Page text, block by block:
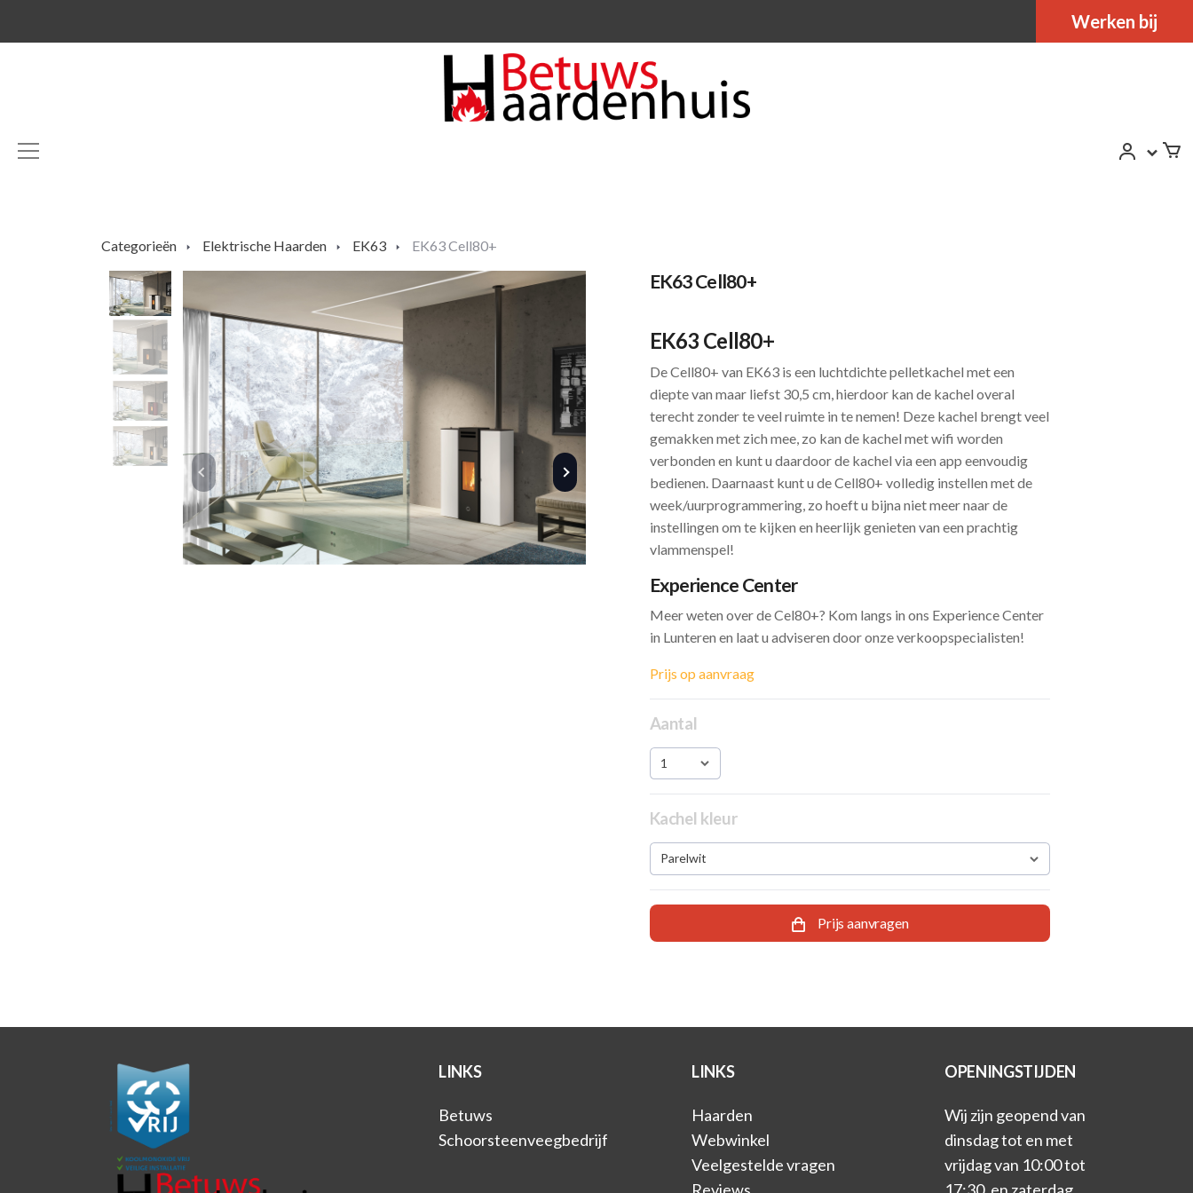
Werken bij
Categorieën Elektrische Haarden EK63 EK63 Cell80+
EK63 Cell80+
EK63 Cell80+
De Cell80+ van EK63 is een luchtdichte pelletkachel met een
diepte van maar liefst 30,5 cm, hierdoor kan de kachel overal
terecht zonder te veel ruimte in te nemen! Deze kachel brengt veel
gemakken met zich mee, zo kan de kachel met wifi worden
verbonden en kunt u daardoor de kachel via een app eenvoudig
bedienen. Daarnaast kunt u de Cell80+ volledig instellen met de
week/uurprogrammering, zo hoeft u bijna niet meer naar de
instellingen om te kijken en heerlijk genieten van een prachtig
vlammenspel!
Experience Center
Meer weten over de Cel80+? Kom langs in ons Experience Center
in Lunteren en laat u adviseren door onze verkoopspecialisten!
Prijs op aanvraag
Aantal
1
Kachel kleur
Parelwit
Prijs aanvragen
LINKS
Betuws
Schoorsteenveegbedrijf
LINKS
Haarden
Webwinkel
Veelgestelde vragen
Reviews
OPENINGSTIJDEN
Wij zijn geopend van
dinsdag tot en met
vrijdag van 10:00 tot
17:30, en zaterdag